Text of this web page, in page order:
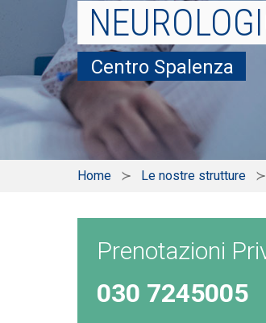
Centro Spalenza
Home Le nostre strutture
Prenotazioni
030 7245005